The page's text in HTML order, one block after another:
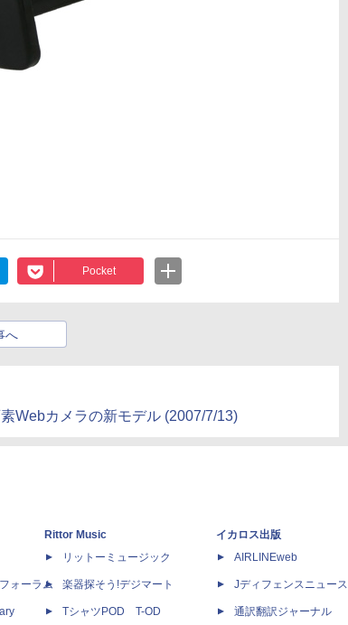
Pocket
へ
Webカメラの新モデル (2007/7/13)
ォーラム
Rittor Music
リットーミュージック
楽器探そう!デジマート
TシャツPOD T-OD
イカロス出版
AIRLINEweb
Jディフェンスニュース
通訳翻訳ジャーナル